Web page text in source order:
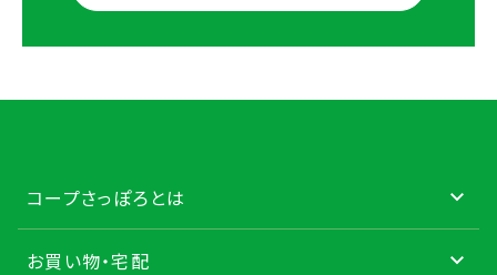
コープさっぽろとは
お買い物・宅配